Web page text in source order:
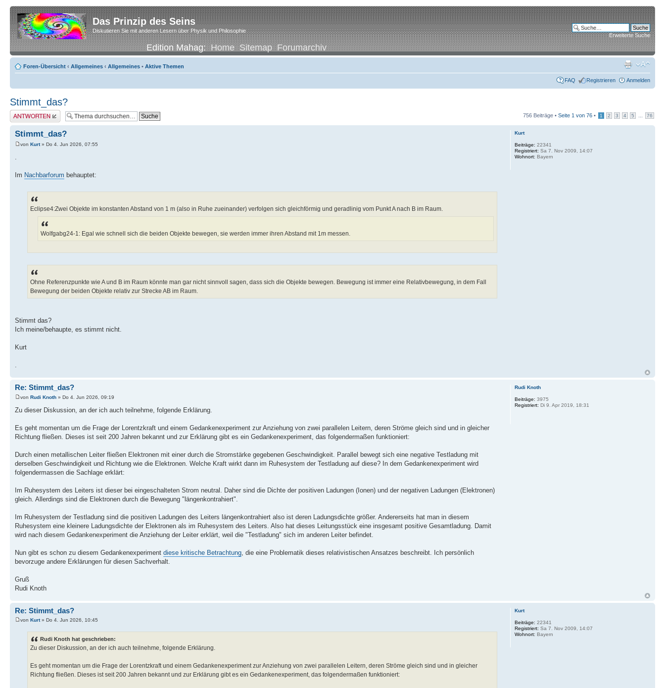
Das Prinzip des Seins
Diskutieren Sie mit anderen Lesern über Physik und Philosophie
Edition Mahag:Home Sitemap Forumarchiv
Erweiterte Suche
Foren-Übersicht ‹ Allgemeines ‹ Allgemeines • Aktive Themen
FAQ Registrieren Anmelden
Stimmt_das?
Antwort erstellen 756 Beiträge • Seite 1 von 76 • 1 2 3 4 5 76
Stimmt_das?
von Kurt» Do 4. Jun 2026, 07:55
Im Nachbarforum behauptet:
Eclipse4:Zwei Objekte im konstanten Abstand von 1 m (also in Ruhe zueinander) verfolgen sich gleichförmig und geradlinig vom Punkt A nach B im Raum.
Wolfgabg24-1: Egal wie schnell sich die beiden Objekte bewegen, sie werden immer ihren Abstand mit 1m messen.
Ohne Referenzpunkte wie A und B im Raum könnte man gar nicht sinnvoll sagen, dass sich die Objekte bewegen. Bewegung ist immer eine Relativbewegung, in dem Fall
Bewegung der beiden Objekte relativ zur Strecke AB im Raum.
Stimmt das?
Ich meine/behaupte, es stimmt nicht.
Kurt
.
Kurt
Beiträge: 22341
Registriert: Sa 7. Nov 2009, 14:07
Wohnort: Bayern
Re: Stimmt_das?
von Rudi Knoth » Do 4. Jun 2026, 09:19
Zu dieser Diskussion, an der ich auch teilnehme, folgende Erklärung.
Es geht momentan um die Frage der Lorentzkraft und einem Gedankenexperiment zur Anziehung von zwei parallelen Leitern, deren Ströme gleich sind und in gleicher
Richtung fließen. Dieses ist seit 200 Jahren bekannt und zur Erklärung gibt es ein Gedankenexperiment, das folgendermaßen funktioniert:
Durch einen metallischen Leiter fließen Elektronen mit einer durch die Stromstärke gegebenen Geschwindigkeit. Parallel bewegt sich eine negative Testladung mit
derselben Geschwindigkeit und Richtung wie die Elektronen. Welche Kraft wirkt dann im Ruhesystem der Testladung auf diese? In dem Gedankenexperiment wird
folgendermassen die Sachlage erklärt:
Im Ruhesystem des Leiters ist dieser bei eingeschalteten Strom neutral. Daher sind die Dichte der positiven Ladungen (Ionen) und der negativen Ladungen (Elektronen)
gleich. Allerdings sind die Elektronen durch die Bewegung "längenkontrahiert".
Im Ruhesystem der Testladung sind die positiven Ladungen des Leiters längenkontrahiert also ist deren Ladungsdichte größer. Andererseits hat man in diesem
Ruhesystem eine kleinere Ladungsdichte der Elektronen als im Ruhesystem des Leiters. Also hat dieses Leitungsstück eine insgesamt positive Gesamtladung. Damit
wird nach diesem Gedankenexperiment die Anziehung der Leiter erklärt, weil die "Testladung" sich im anderen Leiter befindet.
Nun gibt es schon zu diesem Gedankenexperiment diese kritische Betrachtung , die eine Problematik dieses relativistischen Ansatzes beschreibt. Ich persönlich
bevorzuge andere Erklärungen für diesen Sachverhalt.
Gruß
Rudi Knoth
Rudi Knoth
Beiträge: 3975
Registriert: Di 9. Apr 2019, 18:31
Re: Stimmt_das?
von Kurt» Do 4. Jun 2026, 10:45
Rudi Knoth hat geschrieben:
Zu dieser Diskussion, an der ich auch teilnehme, folgende Erklärung.
Es geht momentan um die Frage der Lorentzkraft und einem Gedankenexperiment zur Anziehung von zwei parallelen Leitern, deren Ströme gleich sind und in gleicher
Richtung fließen. Dieses ist seit 200 Jahren bekannt und zur Erklärung gibt es ein Gedankenexperiment, das folgendermaßen funktioniert:
Kurt
Beiträge: 22341
Registriert: Sa 7. Nov 2009, 14:07
Wohnort: Bayern